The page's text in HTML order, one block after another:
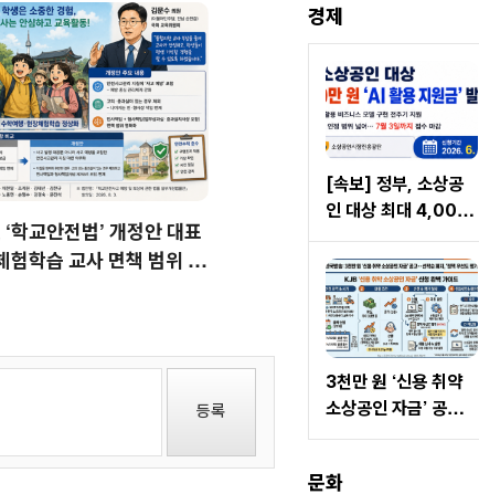
공방 예고
학교안전법’ 개정안 대표
학습 교사 면책 범위 명
등록
경제
[속보] 정부, 소상공
인 대상 최대 4,000
만 원 ‘AI 활용 지원금’
발표… 오늘부터 접수
시작
3천만 원 ‘신용 취약
소상공인 자금’ 공고...
선착순 폐지, ‘정책 우
문화